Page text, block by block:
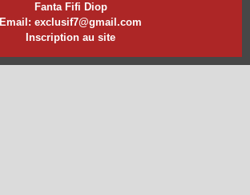
Fanta Fifi Diop
Email: exclusif7@gmail.com
Inscription au site